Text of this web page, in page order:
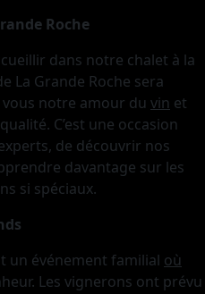
Roche
dans notre chalet à la
La Grande Roche sera
notre amour du vin et
C’est une occasion
de découvrir nos
davantage sur les
si spéciaux.
un événement familial où
Les vignerons ont prévu